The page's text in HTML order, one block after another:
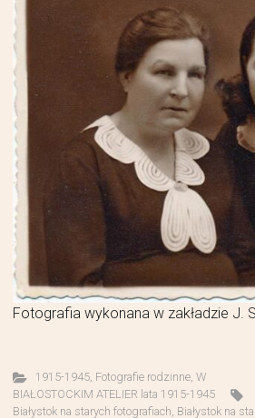
Fotografia wykonana w zakładzie J.
1915-1945, Fotografie rodzinne,W
BIAŁOSTOCKIM ATELIER lata 1915-1945
Białystok na starych fotografiach, Białystok na